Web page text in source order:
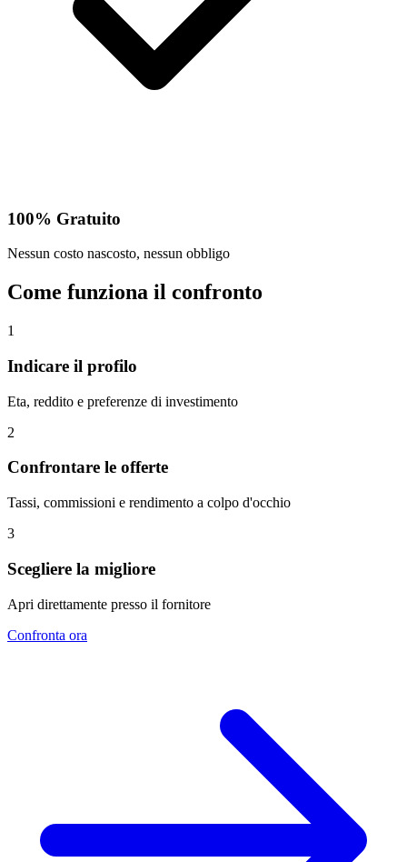
100% Gratuito
Nessun costo nascosto, nessun obbligo
Come funziona il confronto
1
Indicare il profilo
Eta, reddito e preferenze di investimento
2
Confrontare le offerte
Tassi, commissioni e rendimento a colpo d'occhio
3
Scegliere la migliore
Apri direttamente presso il fornitore
Confronta ora